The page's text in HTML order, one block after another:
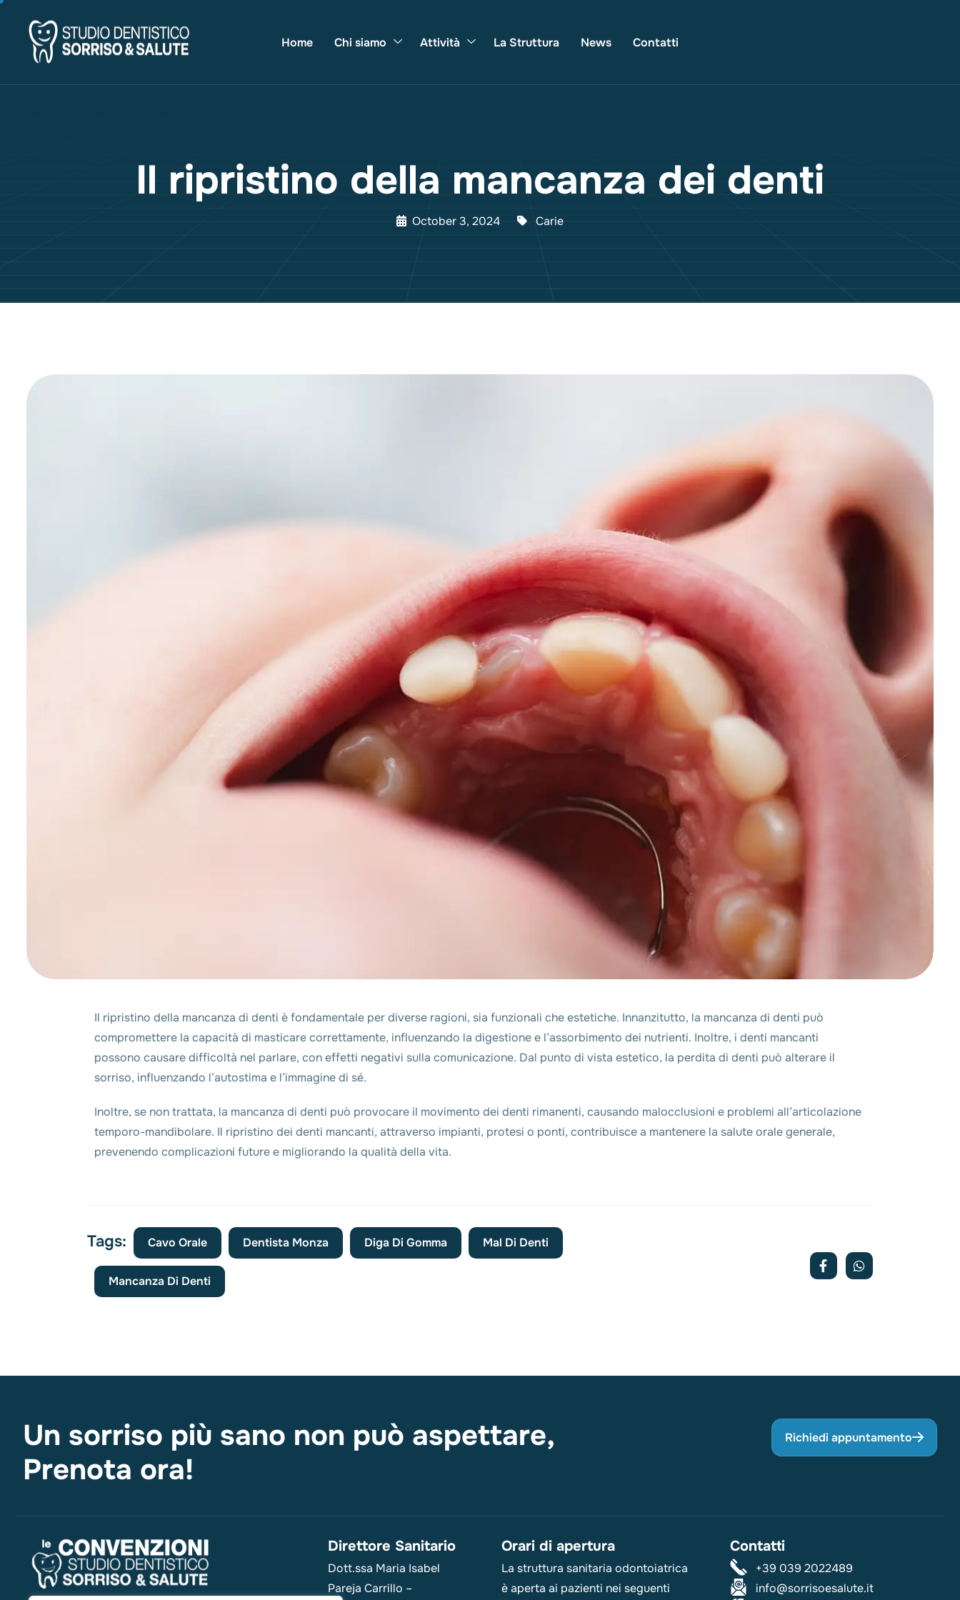
Home Chi siamo Attività La Struttura News Contatti
Il ripristino della mancanza dei denti
October 3, 2024 Carie
Il ripristino della mancanza di denti è fondamentale per diverse ragioni, sia funzionali che estetiche. Innanzitutto, la mancanza di denti può
compromettere la capacità di masticare correttamente, influenzando la digestione e l’assorbimento dei nutrienti. Inoltre, i denti mancanti
possono causare difficoltà nel parlare, con effetti negativi sulla comunicazione. Dal punto di vista estetico, la perdita di denti può alterare il
sorriso, influenzando l’autostima e l’immagine di sé.
Inoltre, se non trattata, la mancanza di denti può provocare il movimento dei denti rimanenti, causando malocclusioni e problemi all’articolazione
temporo-mandibolare. Il ripristino dei denti mancanti, attraverso impianti, protesi o ponti, contribuisce a mantenere la salute orale generale,
prevenendo complicazioni future e migliorando la qualità della vita.
Tags: Cavo Orale Dentista Monza Diga Di Gomma Mal Di Denti
Mancanza Di Denti
Un sorriso più sano non può aspettare,
Prenota ora!
Richiedi appuntamento
Direttore Sanitario
Dott.ssa Maria Isabel
Pareja Carrillo –
Orari di apertura
La struttura sanitaria odontoiatrica
è aperta ai pazienti nei seguenti
Contatti
+39 039 2022489
info@sorrisoesalute.it